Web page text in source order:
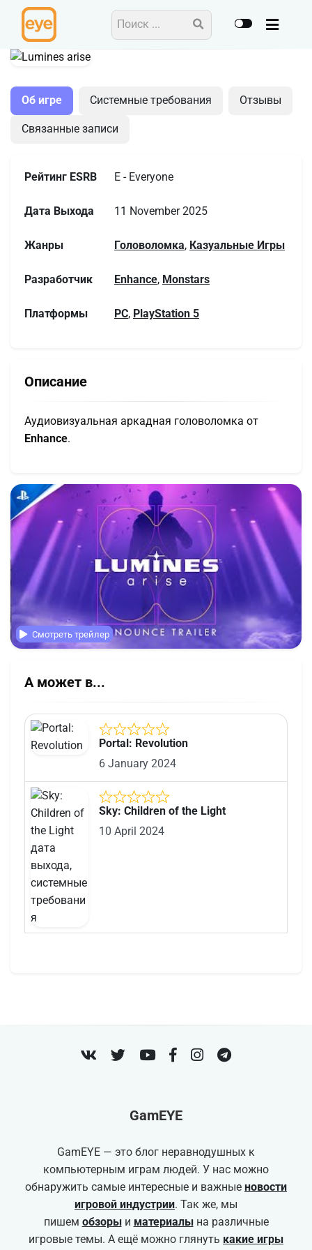
Головоломка Казуальные игры
Об игре Системные требования Отзывы
Связанные записи
Рейтинг ESRB E - Everyone
Дата Выхода 11 November 2025
Жанры Головоломка, Казуальные Игры
Разработчик Enhance, Monstars
Платформы PC, PlayStation 5
Описание
Аудиовизуальная аркадная головоломка от
Enhance.
Смотреть трейлер
А может в...
Portal: Revolution
6 January 2024
Sky: Children of the Light
10 April 2024
GamEYE
GamEYE — это блог неравнодушных к
компьютерным играм людей. У нас можно
обнаружить самые интересные и важные новости
игровой индустрии. Так же, мы
пишем обзорыи материалына различные
игровые темы. А ещё можно глянуть какие игры